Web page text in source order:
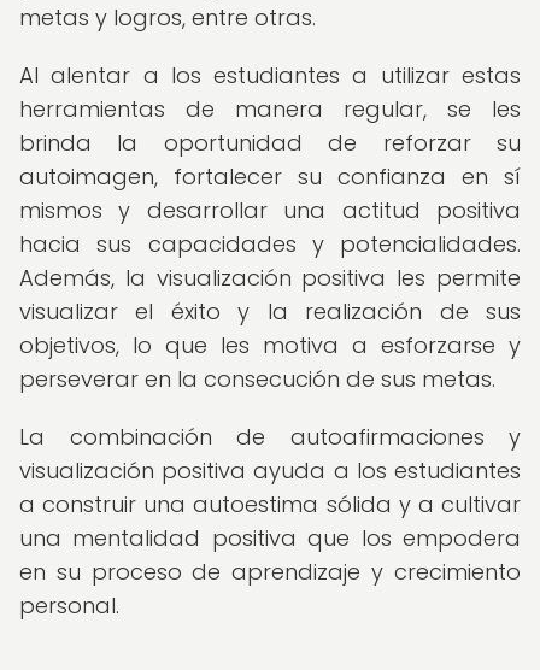
metas y logros, entre otras.
Al alentar a los estudiantes a utilizar estas
herramientas de manera regular, se les
brinda la oportunidad de reforzar su
autoimagen, fortalecer su confianza en sí
mismos y desarrollar una actitud positiva
hacia sus capacidades y potencialidades.
Además, la visualización positiva les permite
visualizar el éxito y la realización de sus
objetivos, lo que les motiva a esforzarse y
perseverar en la consecución de sus metas.
La combinación de autoafirmaciones y
visualización positiva ayuda a los estudiantes
a construir una autoestima sólida y a cultivar
una mentalidad positiva que los empodera
en su proceso de aprendizaje y crecimiento
personal.